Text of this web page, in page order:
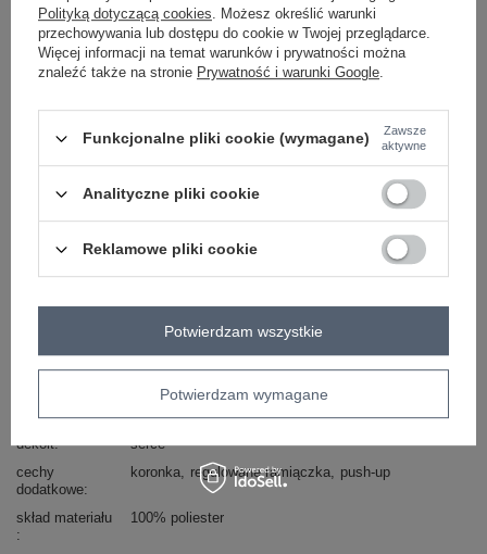
Masz pytanie? Chętnie pomożemy.
skład materiału : 100% poliester
sposób prania : pranie w pralce w 30°C
dominujący
poliester
krótka
rękaw
na ramiączkach
dekolt
serce
cechy
dodatkowe
koronka regulowane ramiączka push-up
skład materiału 100% poliester
Polityką dotyczącą cookies. Możesz określić warunki
przechowywania lub dostępu do cookie w Twojej przeglądarce.
Więcej informacji na temat warunków i prywatności można
znaleźć także na stronie Prywatność i warunki Google.
Funkcjonalne pliki cookie (wymagane)
Zawsze
aktywne
Analityczne pliki cookie
Reklamowe pliki cookie
Potwierdzam wymagane
Potwierdzam wszystkie